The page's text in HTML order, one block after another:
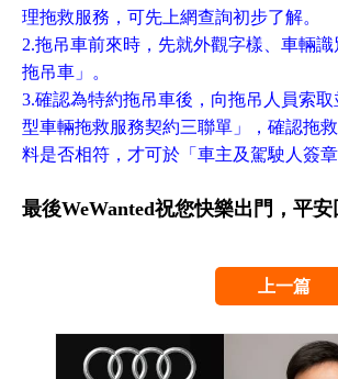
理拖救服務，可先上網查詢初步了解。
2.拖吊車前來時，先就外觀字樣、車輛
拖吊車」。
3.確認為特約拖吊車後，向拖吊人員索
型車輛拖救服務契約三聯單」，確認拖
料是否相符，才可於「車主及駕駛人簽
最後WeWanted祝您快樂出門，平安
上一篇